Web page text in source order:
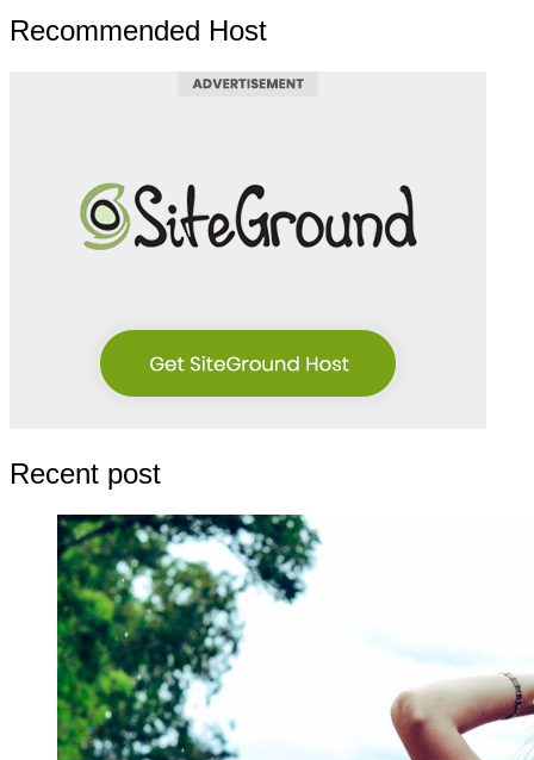
Recommended Host
Recent post